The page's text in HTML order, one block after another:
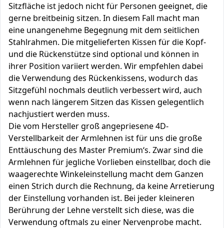
Sitzfläche ist jedoch nicht für Personen geeignet, die
gerne breitbeinig sitzen. In diesem Fall macht man
eine unangenehme Begegnung mit dem seitlichen
Stahlrahmen. Die mitgelieferten Kissen für die Kopf-
und die Rückenstütze sind optional und können in
ihrer Position variiert werden. Wir empfehlen dabei
die Verwendung des Rückenkissens, wodurch das
Sitzgefühl nochmals deutlich verbessert wird, auch
wenn nach längerem Sitzen das Kissen gelegentlich
nachjustiert werden muss.
Die vom Hersteller groß angepriesene 4D-
Verstellbarkeit der Armlehnen ist für uns die große
Enttäuschung des Master Premium‘s. Zwar sind die
Armlehnen für jegliche Vorlieben einstellbar, doch die
waagerechte Winkeleinstellung macht dem Ganzen
einen Strich durch die Rechnung, da keine Arretierung
der Einstellung vorhanden ist. Bei jeder kleineren
Berührung der Lehne verstellt sich diese, was die
Verwendung oftmals zu einer Nervenprobe macht.